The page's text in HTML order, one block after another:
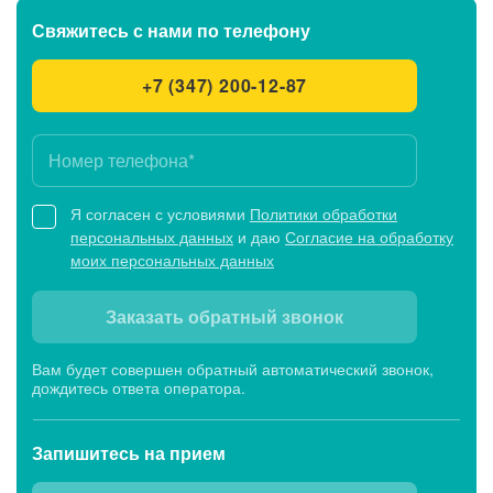
Свяжитесь с нами по телефону
+7 (347) 200-12-87
Я согласен с условиями Политики обработки
персональных данных и даю Согласие на обработку
моих персональных данных
Заказать обратный звонок
Вам будет совершен обратный автоматический звонок,
дождитесь ответа оператора.
Запишитесь на прием